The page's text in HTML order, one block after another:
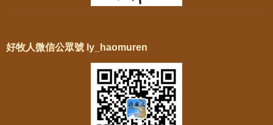
好牧人微信公眾號 ly_haomuren